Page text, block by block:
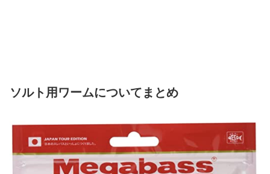
ソルト用ワームについてまとめ